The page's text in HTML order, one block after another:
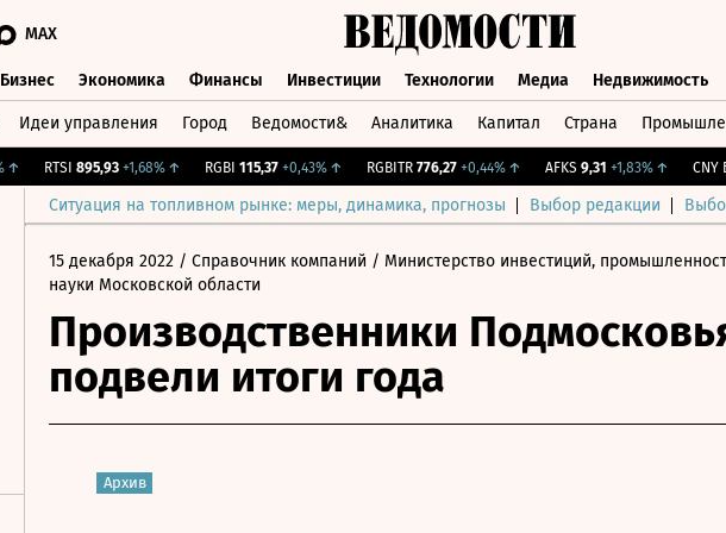
MAX
Бизнес Экономика Финансы Инвестиции Технологии Медиа Недвижимость
Идеи управления Город Ведомости& Аналитика Капитал Страна
RTSI 895,93 +1,68%↑ RGBI 115,37 +0,43%↑ RGBITR 776,27 +0,44%↑ AFKS 9,31 +1,83%↑ CNY
Ситуация на топливном рынке: меры, динамика, прогнозы Выбор редакции
15 декабря 2022 / Справочник компаний / Министерство инвестиций,
науки Московской области
Производственники
подвели итоги года
Архив